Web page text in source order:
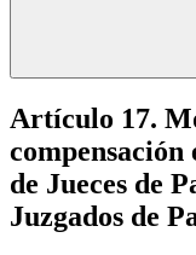
Artículo 17.
de Jueces de
Juzgados de